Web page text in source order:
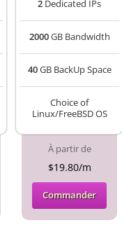
2 Dedicated IPs
2000GB Bandwidth
40GB BackUp Space
Choice of
Linux/FreeBSD OS
À partir de
$19.80/m
Commander